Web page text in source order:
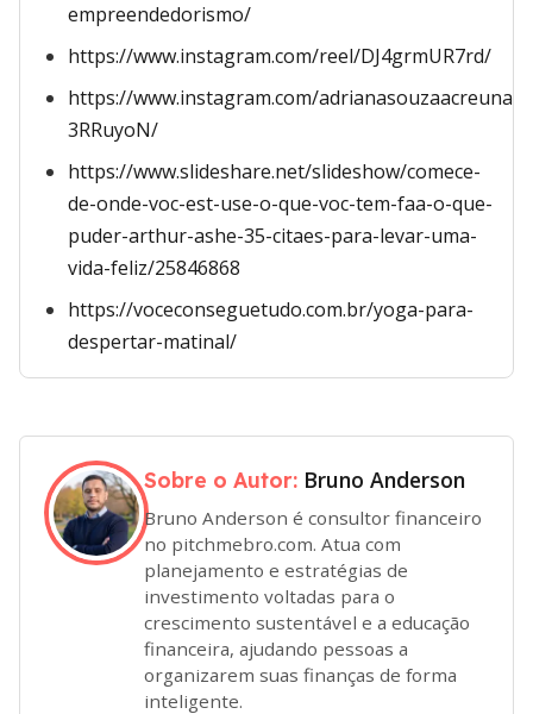
empreendedorismo/
https://www.instagram.com/reel/DJ4grmUR7rd/
https://www.instagram.com/adrianasouzaacreuna/
3RRuyoN/
https://www.slideshare.net/slideshow/comece-
de-onde-voc-est-use-o-que-voc-tem-faa-o-que-
puder-arthur-ashe-35-citaes-para-levar-uma-
vida-feliz/25846868
https://voceconseguetudo.com.br/yoga-para-
despertar-matinal/
Sobre o Autor: Bruno Anderson
Bruno Anderson é consultor financeiro
no pitchmebro.com. Atua com
planejamento e estratégias de
investimento voltadas para o
crescimento sustentável e a educação
financeira, ajudando pessoas a
organizarem suas finanças de forma
inteligente.